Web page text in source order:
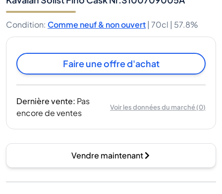
Condition: Comme neuf & non ouvert | 70cl | 57.8%
Faire une offre d'achat
Dernière vente: Pas
encore de ventes
Voir les données du marché(0)
Vendre maintenant